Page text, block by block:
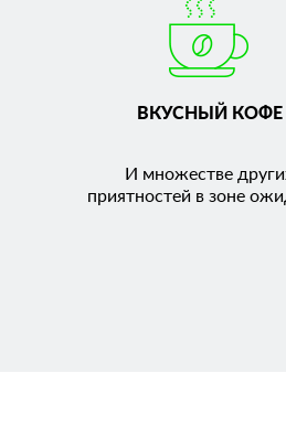
ВКУСНЫЙ КОФЕ
И множестве
приятностей в зоне